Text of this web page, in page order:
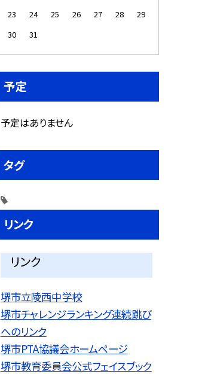
23
24 25 26 27 28
29
30
31
予定
予定はありません
タグ
リンク
リンク
堺市立陵西中学校
堺市チャレンジランキング連続跳び
へのリンク
堺市PTA協議会ホームページ
堺市教育委員会公式フェイスブック